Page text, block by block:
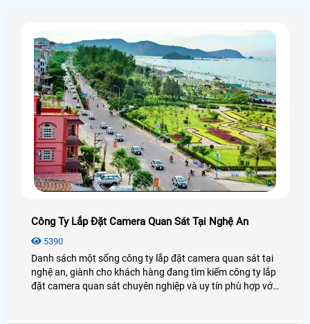
Công Ty Lắp Đặt Camera Quan Sát Tại Nghệ An
5390
Danh sách một sống công ty lắp đặt camera quan sát tại
nghệ an, giành cho khách hàng đang tìm kiếm công ty lắp
đặt camera quan sát chuyên nghiệp và uy tín phù hợp với